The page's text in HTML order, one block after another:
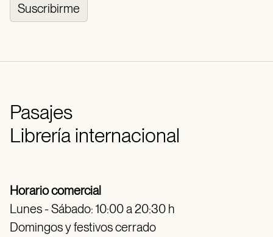
Suscribirme
Pasajes
Librería internacional
Horario comercial
Lunes - Sábado: 10:00 a 20:30 h
Domingos y festivos cerrado